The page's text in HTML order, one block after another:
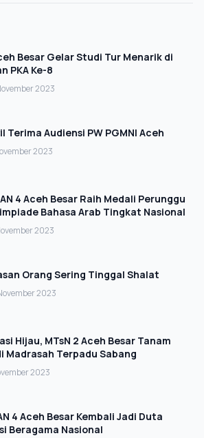
Besar Gelar Studi Tur Menarik di
PKA Ke-8
2023
Terima Audiensi PW PGMNI Aceh
2023
4 Aceh Besar Raih Medali Perunggu
Bahasa Arab Tingkat Nasional
2023
Orang Sering Tinggal Shalat
2023
Hijau, MTsN 2 Aceh Besar Tanam
Madrasah Terpadu Sabang
2023
4 Aceh Besar Kembali Jadi Duta
Beragama Nasional